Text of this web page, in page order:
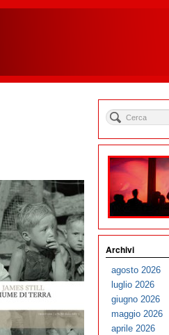
Archivi
agosto 2026
luglio 2026
giugno 2026
maggio 2026
aprile 2026